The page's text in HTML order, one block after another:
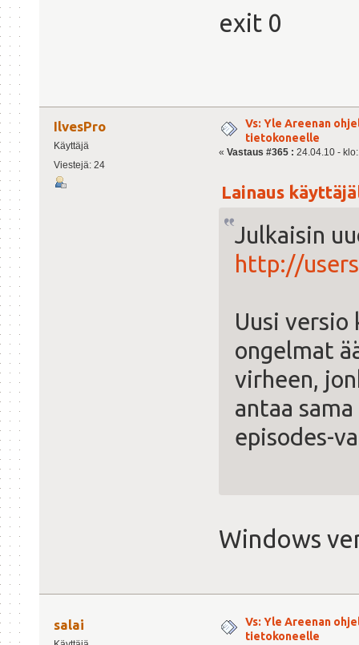
exit 0
IlvesPro
Käyttäjä
Viestejä: 24
Vs: Yle Areenan
tietokoneelle
« Vastaus #365 : 24.04.10 -
Lainaus
Julkaisin
http://
Uusi
ongelmat
virheen,
antaa
episodes-
Windows
salai
Vs: Yle Areenan
tietokoneelle